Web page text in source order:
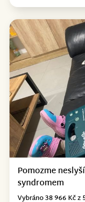
Pomozme
syndromem
Vybráno 38 966 Kč z